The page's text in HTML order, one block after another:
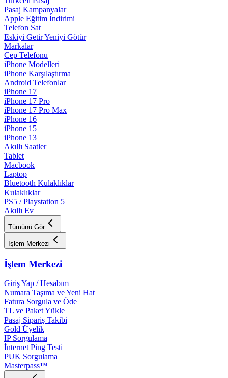
Pasaj Kampanyalar
Apple Eğitim İndirimi
Telefon Sat
Eskiyi Getir Yeniyi Götür
Markalar
Cep Telefonu
iPhone Modelleri
iPhone Karşılaştırma
Android Telefonlar
iPhone 17
iPhone 17 Pro
iPhone 17 Pro Max
iPhone 16
iPhone 15
iPhone 13
Akıllı Saatler
Tablet
Macbook
Laptop
Bluetooth Kulaklıklar
Kulaklıklar
PS5 / Playstation 5
Akıllı Ev
Tümünü Gör
İşlem Merkezi
İşlem Merkezi
Giriş Yap / Hesabım
Numara Taşıma ve Yeni Hat
Fatura Sorgula ve Öde
TL ve Paket Yükle
Pasaj Sipariş Takibi
Gold Üyelik
IP Sorgulama
İnternet Ping Testi
PUK Sorgulama
Masterpass™